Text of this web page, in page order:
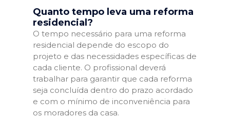
Quanto tempo leva uma reforma
residencial?
O tempo necessário para uma reforma
residencial depende do escopo do
projeto e das necessidades específicas de
cada cliente. O profissional deverá
trabalhar para garantir que cada reforma
seja concluída dentro do prazo acordado
e com o mínimo de inconveniência para
os moradores da casa.